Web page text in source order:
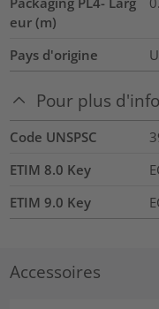
eur (m)
Pays d'origine
Pour plus
Code UNSPSC
ETIM 8.0 Key
ETIM 9.0 Key
Accessoires